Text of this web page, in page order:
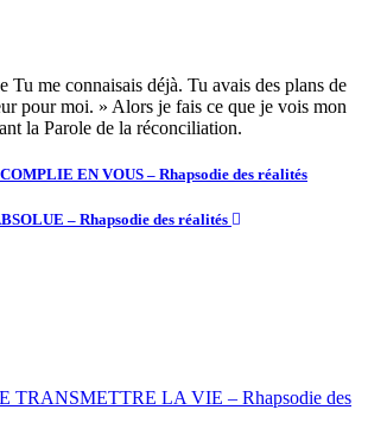
Tu me connaisais déjà. Tu avais des plans de
pour moi. » Alors je fais ce que je vois mon
la Parole de la réconciliation.
EN VOUS – Rhapsodie des réalités
– Rhapsodie des réalités